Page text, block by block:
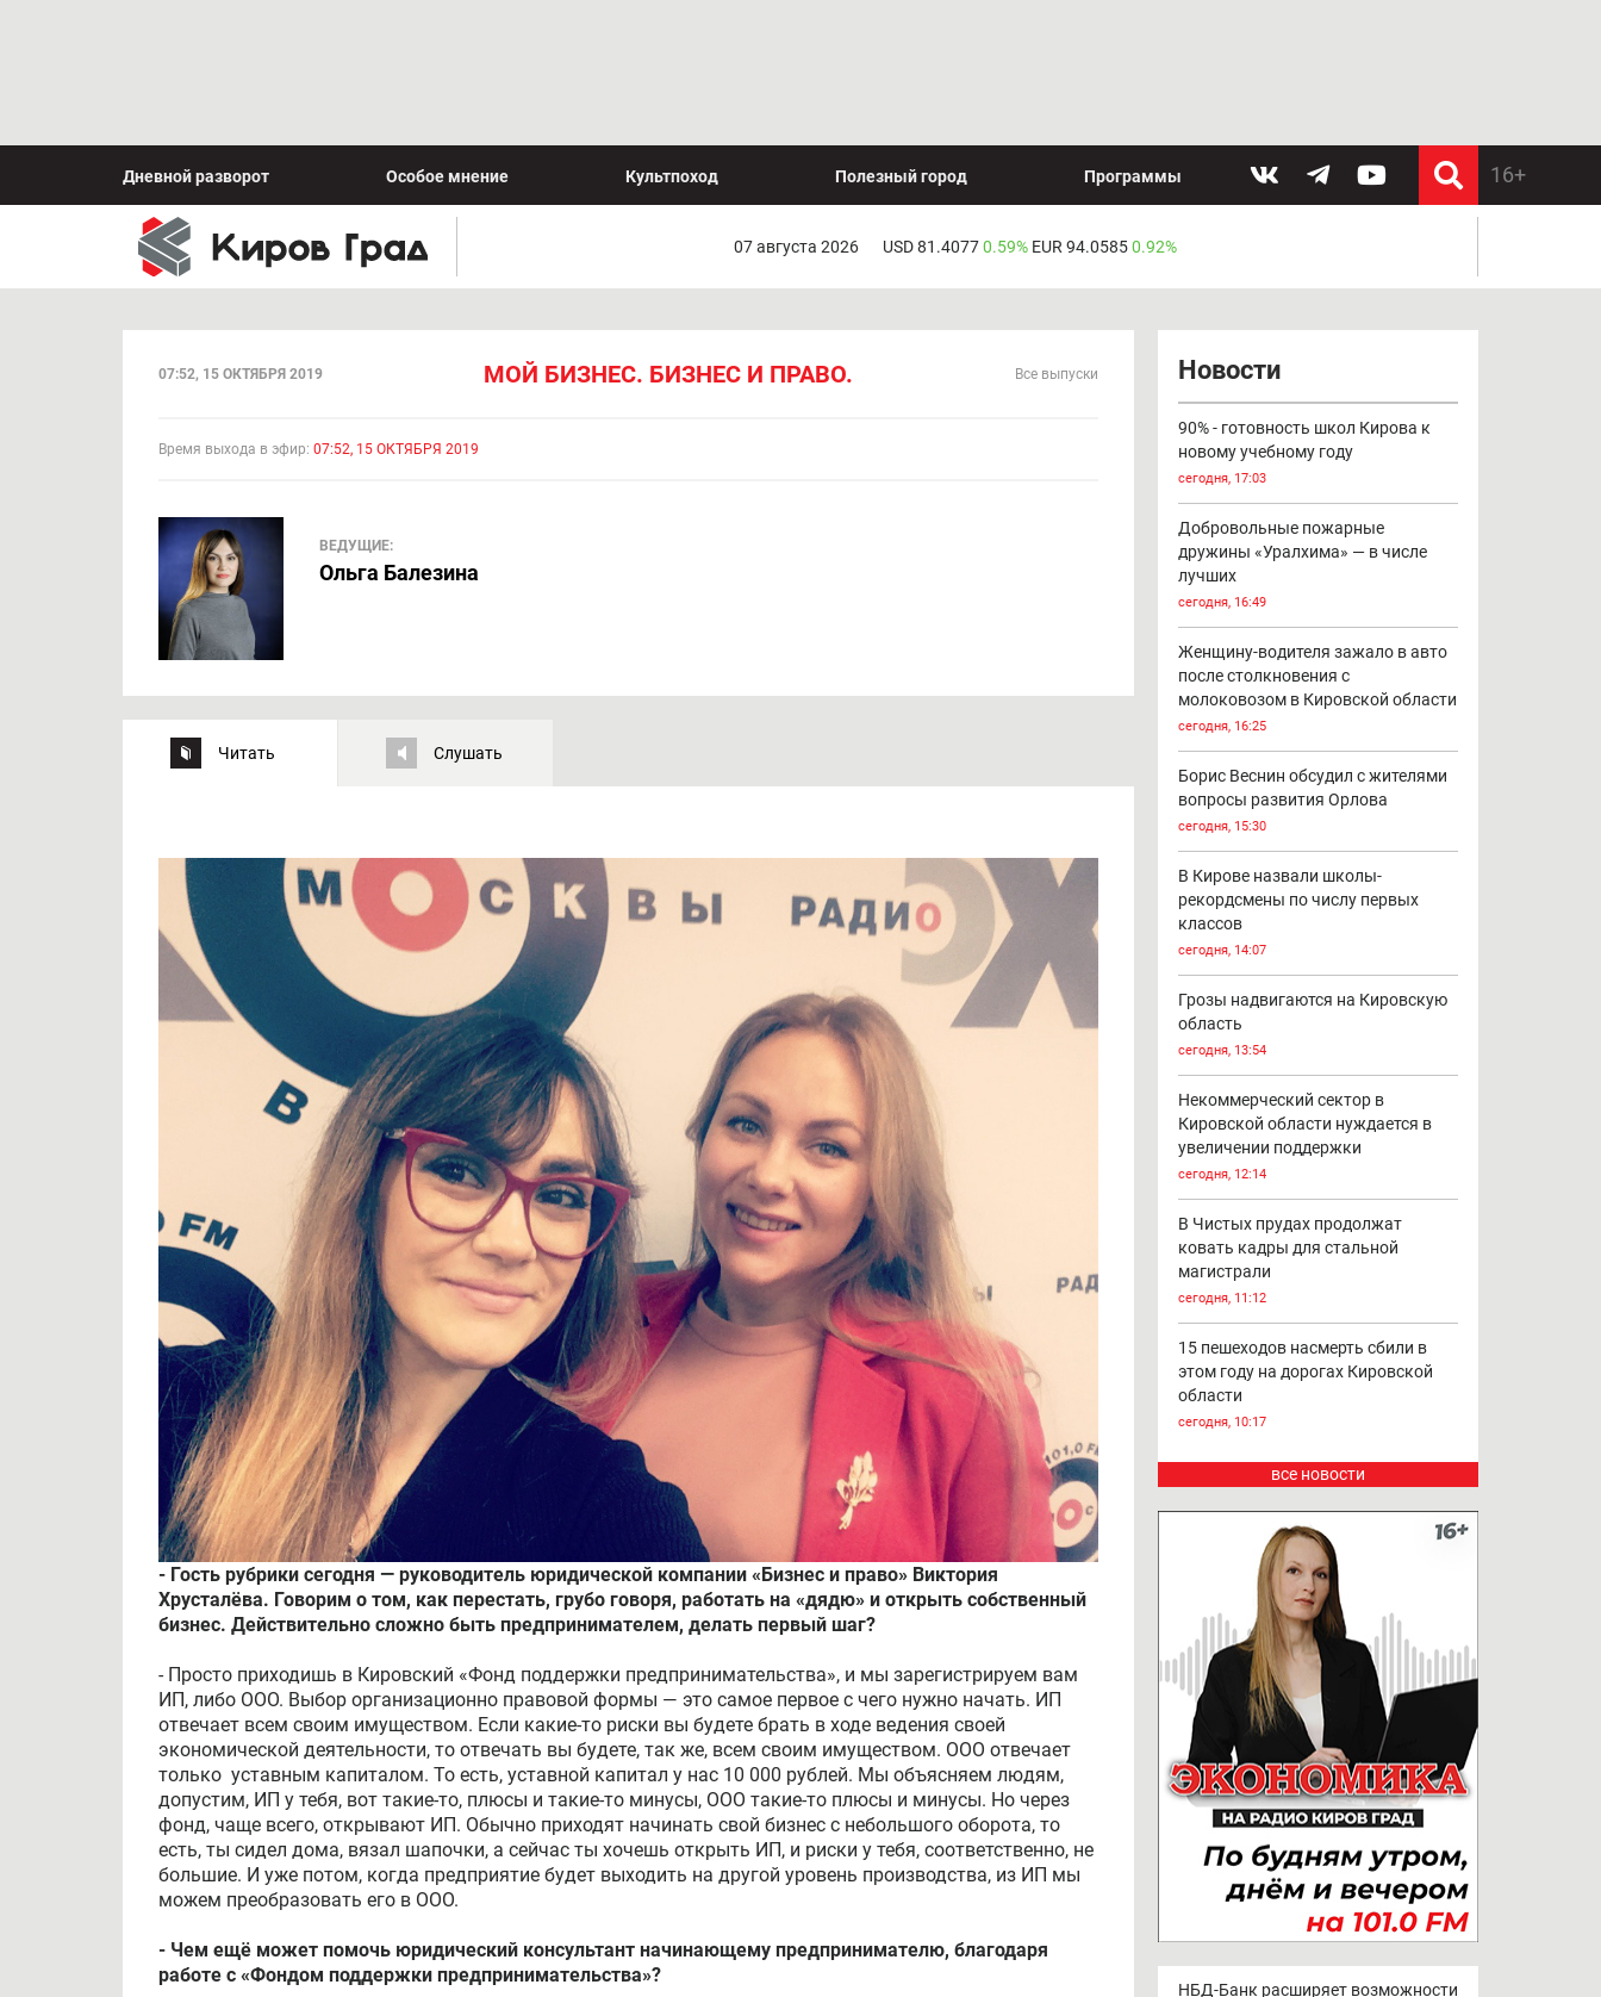
Дневной разворот Особое мнение Культпоход Полезный город Программы
07 августа 2026 USD 81.40770.59% EUR 94.05850.92%
07:52, 15 ОКТЯБРЯ 2019 МОЙ БИЗНЕС. БИЗНЕС И ПРАВО. Все выпуски
Время выхода в эфир: 07:52, 15 ОКТЯБРЯ 2019
ВЕДУЩИЕ:
Ольга Балезина
Читать Слушать
- Гость рубрики сегодня — руководитель юридической компании «Бизнес и право» Виктория
Хрусталёва. Говорим о том, как перестать, грубо говоря, работать на «дядю» и открыть собственный
бизнес. Действительно сложно быть предпринимателем, делать первый шаг?
- Просто приходишь в Кировский «Фонд поддержки предпринимательства», и мы зарегистрируем вам
ИП, либо ООО. Выбор организационно правовой формы — это самое первое с чего нужно начать. ИП
отвечает всем своим имуществом. Если какие-то риски вы будете брать в ходе ведения своей
экономической деятельности, то отвечать вы будете, так же, всем своим имуществом. ООО отвечает
только уставным капиталом. То есть, уставной капитал у нас 10 000 рублей. Мы объясняем людям,
допустим, ИП у тебя, вот такие-то, плюсы и такие-то минусы, ООО такие-то плюсы и минусы. Но через
фонд, чаще всего, открывают ИП. Обычно приходят начинать свой бизнес с небольшого оборота, то
есть, ты сидел дома, вязал шапочки, а сейчас ты хочешь открыть ИП, и риски у тебя, соответственно, не
большие. И уже потом, когда предприятие будет выходить на другой уровень производства, из ИП мы
можем преобразовать его в ООО.
- Чем ещё может помочь юридический консультант начинающему предпринимателю, благодаря
работе с «Фондом поддержки предпринимательства»?
Новости
90% - готовность школ Кирова к
новому учебному году
сегодня, 17:03
Добровольные пожарные
дружины «Уралхима» — в числе
лучших
сегодня, 16:49
Женщину-водителя зажало в авто
после столкновения с
молоковозом в Кировской области
сегодня, 16:25
Борис Веснин обсудил с жителями
вопросы развития Орлова
сегодня, 15:30
В Кирове назвали школы-
рекордсмены по числу первых
классов
сегодня, 14:07
Грозы надвигаются на Кировскую
область
сегодня, 13:54
Некоммерческий сектор в
Кировской области нуждается в
увеличении поддержки
сегодня, 12:14
В Чистых прудах продолжат
ковать кадры для стальной
магистрали
сегодня, 11:12
15 пешеходов насмерть сбили в
этом году на дорогах Кировской
области
сегодня, 10:17
все новости
НБД-Банк расширяет возможности